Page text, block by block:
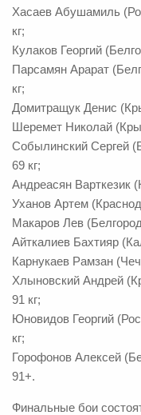
Хасаев Абушамиль
кг;
Кулаков Георгий
Парсамян Арарат
кг;
Домитращук Денис
Шеремет Николай
Собылинский Сергей
69 кг;
Андреасян Варткезик
Уханов Артем
Макаров Лев
Айткалиев Бахтияр
Карнукаев Рамзан
Хлыновский Андрей
91 кг;
Юновидов Георгий
кг;
Горофонов Алексей
91+.
Финальные бои